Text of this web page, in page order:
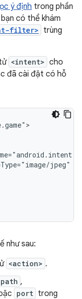
ý định trong phần
có thể khám
filter> trùng
<intent> cho
đã cài đặt có hỗ
jpeg"
như sau:
<action> .
path ,
port trong